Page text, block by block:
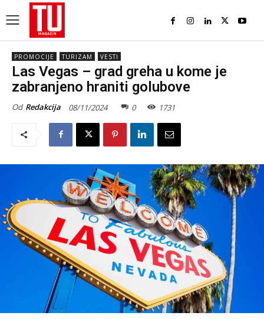
PROMOCIJE TURIZAM VESTI
Las Vegas – grad greha u kome je
zabranjeno hraniti golubove
Od Redakcija 08/11/2024 0 1731